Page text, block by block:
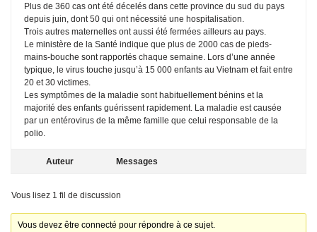
Plus de 360 cas ont été décelés dans cette province du sud du pays
depuis juin, dont 50 qui ont nécessité une hospitalisation.
Trois autres maternelles ont aussi été fermées ailleurs au pays.
Le ministère de la Santé indique que plus de 2000 cas de pieds-
mains-bouche sont rapportés chaque semaine. Lors d’une année
typique, le virus touche jusqu’à 15 000 enfants au Vietnam et fait entre
20 et 30 victimes.
Les symptômes de la maladie sont habituellement bénins et la
majorité des enfants guérissent rapidement. La maladie est causée
par un entérovirus de la même famille que celui responsable de la
polio.
Auteur Messages
Vous lisez 1 fil de discussion
Vous devez être connecté pour répondre à ce sujet.